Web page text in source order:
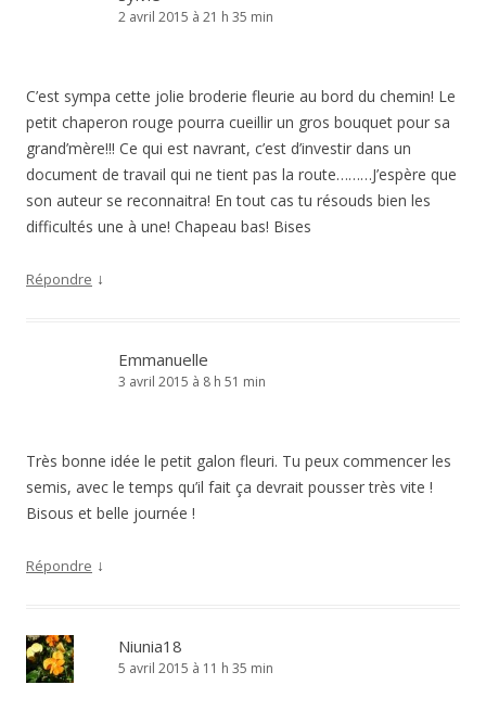
2 avril 2015 à 21 h 35 min
C’est sympa cette jolie broderie fleurie au bord du chemin! Le
petit chaperon rouge pourra cueillir un gros bouquet pour sa
grand’mère!!! Ce qui est navrant, c’est d’investir dans un
document de travail qui ne tient pas la route………J’espère que
son auteur se reconnaitra! En tout cas tu résouds bien les
difficultés une à une! Chapeau bas! Bises
Répondre ↓
Emmanuelle
3 avril 2015 à 8 h 51 min
Très bonne idée le petit galon fleuri. Tu peux commencer les
semis, avec le temps qu’il fait ça devrait pousser très vite !
Bisous et belle journée !
Répondre ↓
Niunia18
5 avril 2015 à 11 h 35 min